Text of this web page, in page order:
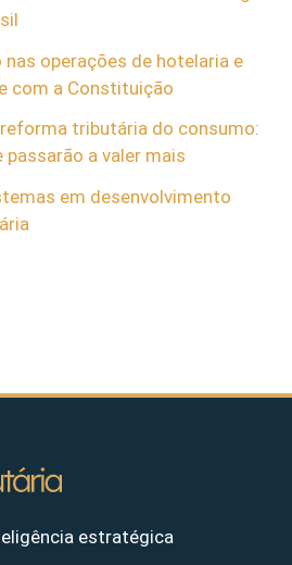
operações de hotelaria e
com a Constituição
tributária do consumo:
passarão a valer mais
em desenvolvimento
estratégica